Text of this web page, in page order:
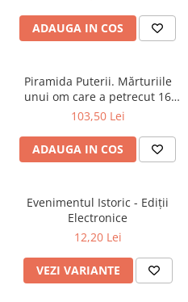
ADAUGA IN COS
Piramida Puterii. Mărturiile
unui om care a petrecut 16
ani în culisele Palatului
103,50 Lei
ADAUGA IN COS
Evenimentul Istoric - Ediții
Electronice
12,20 Lei
VEZI VARIANTE